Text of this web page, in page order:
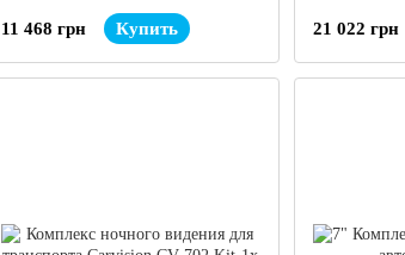
11 468 грн
Купить
21 022 грн